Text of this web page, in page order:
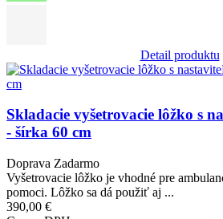
Detail produktu
Obrázok
Skladacie vyšetrovacie lôžko s
- šírka 60 cm
Doprava Zadarmo
Vyšetrovacie lôžko je vhodné pre
pomoci. Lôžko sa dá použiť aj ...
390,00 €